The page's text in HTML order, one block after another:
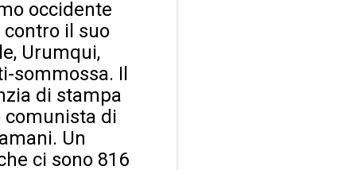
occidente
il suo
Urumqui,
sommossa. Il
di stampa
comunista di
Un
ci sono 816